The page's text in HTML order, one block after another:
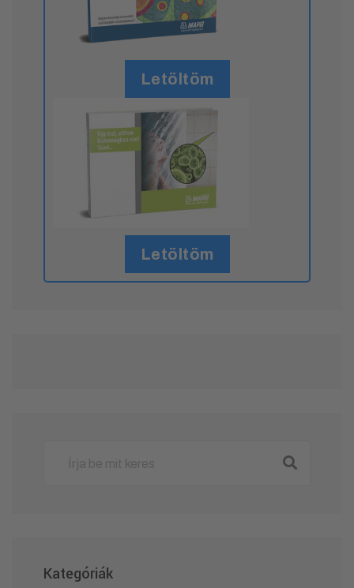
Letöltöm
Letöltöm
Kategóriák